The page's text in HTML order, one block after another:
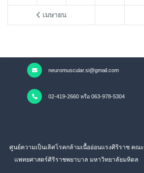
เมษายน
neuromuscular.si@gmail.com
02-419-2660 หรือ 063-978-5304
ศูนย์ความเป็นเลิศโรคกล้ามเนื้ออ่อนแรงศิริราช คณะ
แพทยศาสตร์ศิริราชพยาบาล มหาวิทยาลัยมหิดล